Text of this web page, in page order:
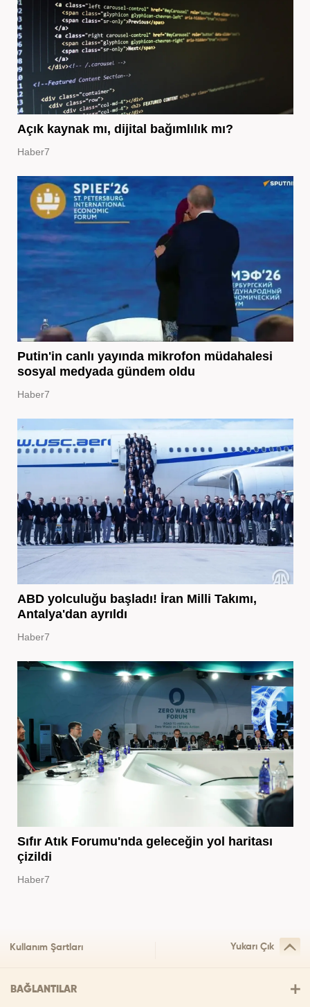
Açık kaynak mı, dijital bağımlılık mı?
Haber7
Putin'in canlı yayında mikrofon müdahalesi
sosyal medyada gündem oldu
Haber7
ABD yolculuğu başladı! İran Milli Takımı,
Antalya'dan ayrıldı
Haber7
Sıfır Atık Forumu'nda geleceğin yol haritası
çizildi
Haber7
Kullanım Şartları Yukarı Çık
BAĞLANTILAR